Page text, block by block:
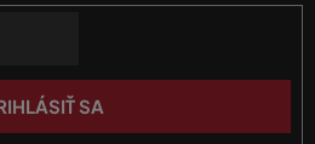
s
u
SA